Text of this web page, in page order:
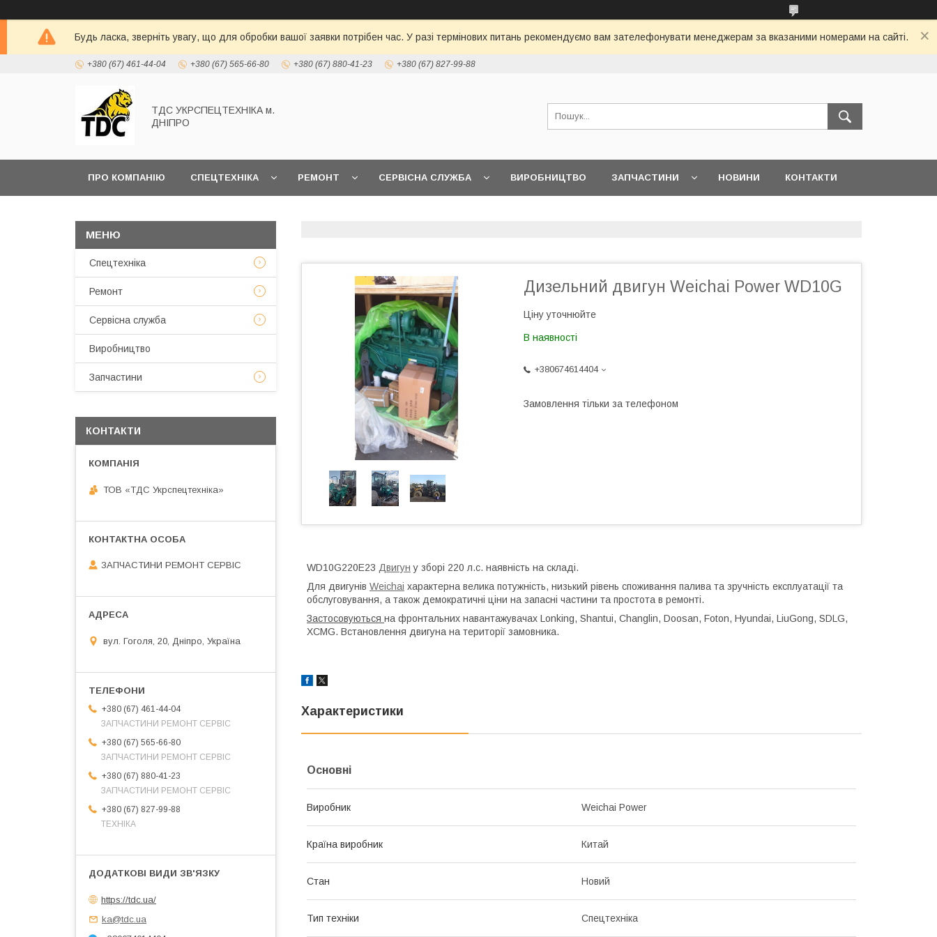
Будь ласка, зверніть увагу, що для обробки вашої заявки потрібен час. У разі термінових питань рекомендуємо вам зателефонувати менеджерам за вказаними номерами на сайті.
+380 (67) 461-44-04 +380 (67) 565-66-80 +380 (67) 880-41-23 +380 (67) 827-99-88
ТДС УКРСПЕЦТЕХНІКА м.
ДНІПРО
ПРО КОМПАНІЮ СПЕЦТЕХНІКА РЕМОНТ СЕРВІСНА СЛУЖБА ВИРОБНИЦТВО ЗАПЧАСТИНИ НОВИНИ КОНТАКТИ
Дизельний двигун Weichai Power WD10G
Ціну уточнюйте
В наявності
+380674614404
Замовлення тільки за телефоном
WD10G220E23 Двигун у зборі 220 л.с. наявність на складі.
Для двигунів Weichai характерна велика потужність, низький рівень споживання палива та зручність експлуатації та
обслуговування, а також демократичні ціни на запасні частини та простота в ремонті.
Застосовуються на фронтальних навантажувачах Lonking, Shantui, Changlin, Doosan, Foton, Hyundai, LiuGong, SDLG,
XCMG. Встановлення двигуна на території замовника.
Характеристики
Основні
Виробник Weichai Power
Країна виробник Китай
Стан Новий
Тип техніки Спецтехніка
Спецтехніка
Ремонт
Сервісна служба
Виробництво
Запчастини
КОНТАКТИ
ТОВ «ТДС Укрспецтехніка»
ЗАПЧАСТИНИ РЕМОНТ СЕРВІС
вул. Гоголя, 20, Дніпро, Україна
+380 (67) 461-44-04
ЗАПЧАСТИНИ РЕМОНТ СЕРВІС
+380 (67) 565-66-80
ЗАПЧАСТИНИ РЕМОНТ СЕРВІС
+380 (67) 880-41-23
ЗАПЧАСТИНИ РЕМОНТ СЕРВІС
+380 (67) 827-99-88
ТЕХНІКА
https://tdc.ua/
ka@tdc.ua